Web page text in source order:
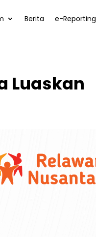
Berita e-Reporting
Luaskan